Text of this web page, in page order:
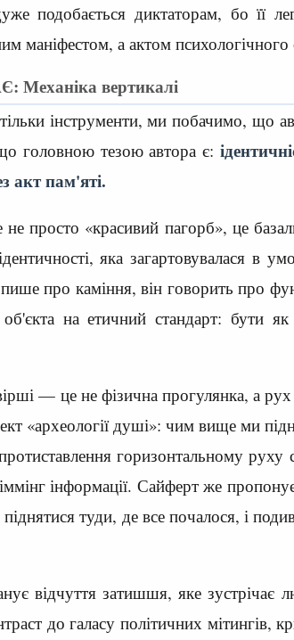
подобається диктаторам, бо її
маніфестом, а актом
вертикалі
інструменти, ми побачимо, що
головною тезою автора є:
акт пам'яті.
просто «красивий пагорб», це
яка загартовувалася в
про каміння, він говорить про
на етичний стандарт: бути
— це не фізична прогулянка, а
«археології душі»: чим вище ми
горизонтальному руху
інформації. Сайферт же
туди, де все почалося, і
відчуття затишшя, яке зустрічає
до галасу політичних мітингів,